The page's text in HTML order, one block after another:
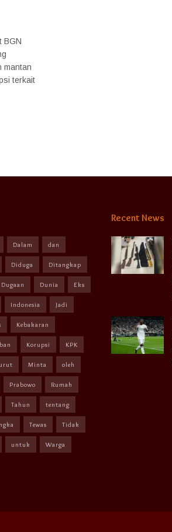
BGN
mantan
terkait
Dalam dan
Diduga Ditangkap
Dugaan Dunia Eks
Indonesia Jadi
Kebakaran
Korupsi KPK
Minta oleh
Prabowo Rumah
Tahun tentang
Tewas Tidak
untuk Warga
Recent News